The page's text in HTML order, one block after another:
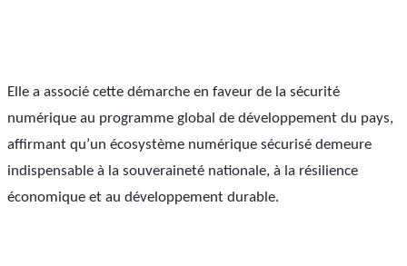
Elle a associé cette démarche en faveur de la sécurité
numérique au programme global de développement du pays,
affirmant qu’un écosystème numérique sécurisé demeure
indispensable à la souveraineté nationale, à la résilience
économique et au développement durable.